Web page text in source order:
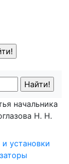
начальника
Н. Н.
и установки